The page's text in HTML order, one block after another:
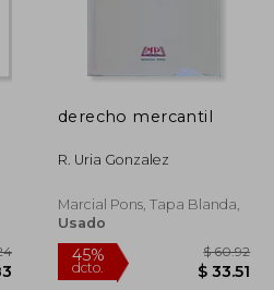
derecho mercantil
R. Uria Gonzalez
Marcial Pons, Tapa Blanda,
Usado